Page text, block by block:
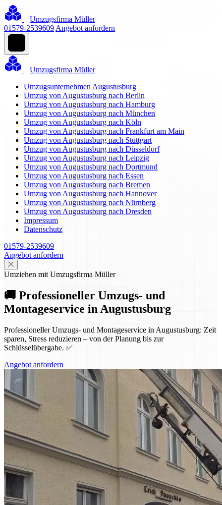
Umzugsfirma Müller
01579-2539609 Angebot anfordern
Umzugsfirma Müller
Umzugsunternehmen Augustusburg
Umzug von Augustusburg nach Berlin
Umzug von Augustusburg nach Hamburg
Umzug von Augustusburg nach München
Umzug von Augustusburg nach Köln
Umzug von Augustusburg nach Frankfurt am Main
Umzug von Augustusburg nach Stuttgart
Umzug von Augustusburg nach Düsseldorf
Umzug von Augustusburg nach Leipzig
Umzug von Augustusburg nach Dortmund
Umzug von Augustusburg nach Essen
Umzug von Augustusburg nach Bremen
Umzug von Augustusburg nach Hannover
Umzug von Augustusburg nach Nürnberg
Umzug von Augustusburg nach Dresden
Impressum
Datenschutz
01579-2539609
Angebot anfordern
Umziehen mit Umzugsfirma Müller
🚚 Professioneller Umzugs- und
Montageservice in Augustusburg
Professioneller Umzugs- und Montageservice in Augustusburg: Zeit
sparen, Stress reduzieren – von der Planung bis zur
Schlüsselübergabe. ✅
Angebot anfordern